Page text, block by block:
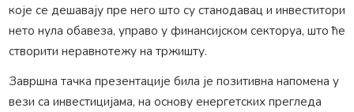
које се дешавају пре него што су станодавац и инвеститори
нето нула обавеза, управо у финансијском секторуа, што ће
створити неравнотежу на тржишту.
Завршна тачка презентације била је позитивна напомена у
вези са инвестицијама, на основу енергетских прегледа